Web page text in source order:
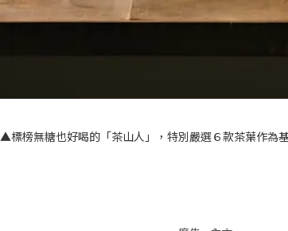
▲標榜無糖也好喝的「茶山人」，特別嚴選６款茶葉作為